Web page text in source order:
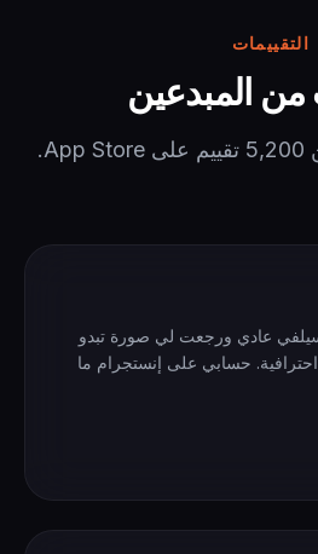
التقييمات
المبدعين
عادي ورجعت لي صورة تبدو
حسابي على إنستجرام ما